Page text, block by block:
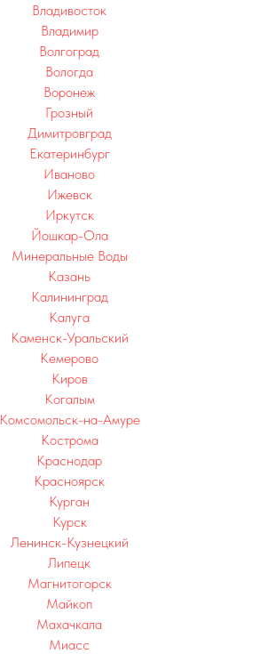
Владивосток
Владимир
Волгоград
Вологда
Воронеж
Грозный
Димитровград
Екатеринбург
Иваново
Ижевск
Иркутск
Йошкар-Ола
Минеральные Воды
Казань
Калининград
Калуга
Каменск-Уральский
Кемерово
Киров
Когалым
Комсомольск-на-Амуре
Кострома
Краснодар
Красноярск
Курган
Курск
Ленинск-Кузнецкий
Липецк
Магнитогорск
Майкоп
Махачкала
Миасс